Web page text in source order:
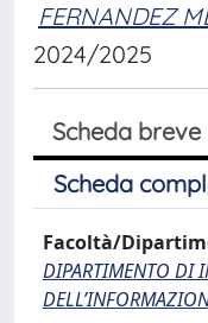
FERNANDEZ
2024/2025
Scheda breve
Scheda
Facoltà/
DIPARTIMENTO DI